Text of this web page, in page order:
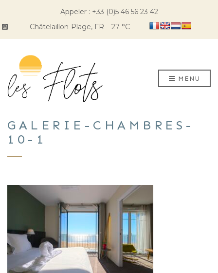
Appeler : +33 (0)5 46 56 23 42
Châtelaillon-Plage, FR – 27 C
MENU
GALERIE-CHAMBRES-
10-1